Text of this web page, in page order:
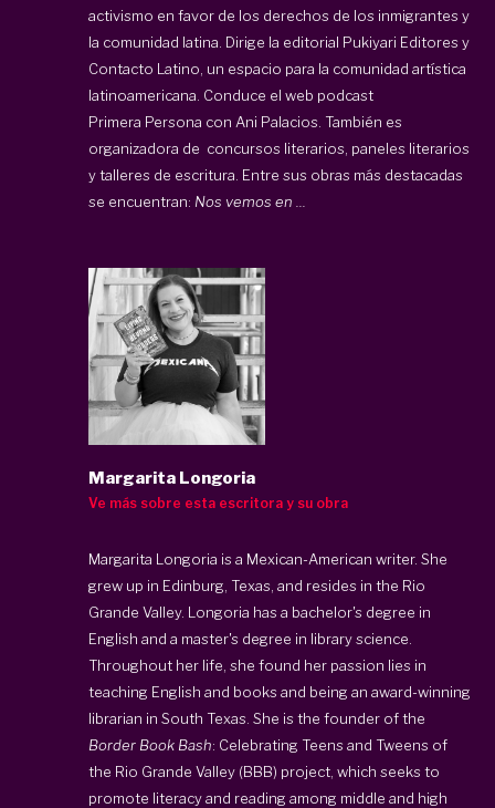
activismo en favor de los derechos de los inmigrantes y
la comunidad latina. Dirige la editorial Pukiyari Editores y
Contacto Latino , un espacio para la comunidad artística
latinoamericana. Conduce el web podcast
Primera Persona con Ani Palacios . También es
organizadora de concursos literarios, paneles literarios
y talleres de escritura. Entre sus obras más destacadas
se encuentran: Nos vemos en ...
Margarita Longoria
Ve más sobre esta escritora y su obra
Margarita Longoria is a Mexican-American writer. She
grew up in Edinburg, Texas, and resides in the Rio
Grande Valley. Longoria has a bachelor's degree in
English and a master's degree in library science.
Throughout her life, she found her passion lies in
teaching English and books and being an award-winning
librarian in South Texas. She is the founder of the
Border Book Bash: Celebrating Teens and Tweens of
the Rio Grande Valley (BBB) project, which seeks to
promote literacy and reading among middle and high